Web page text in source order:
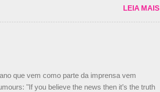
o companheiro de Bruno Senna em 2010. "Na
“Mas depois de ter assinado com Bruno
ainda que não tem nada contra o filho do
LEIA MAIS
que vem como parte da imprensa vem
"If you believe the news then it’s the truth